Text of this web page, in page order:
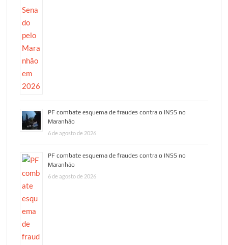
PF combate esquema de fraudes contra o INSS no
Maranhão
6 de agosto de 2026
PF combate esquema de fraudes contra o INSS no
Maranhão
6 de agosto de 2026